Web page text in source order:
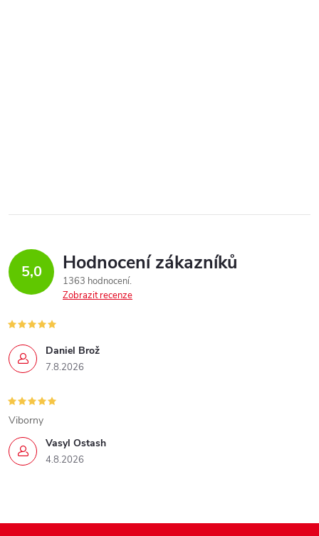
5,0 Hodnocení zákazníků
1363 hodnocení
Zobrazit recenze
Daniel Brož
7.8.2026
Vasyl Ostash
4.8.2026
Viborny